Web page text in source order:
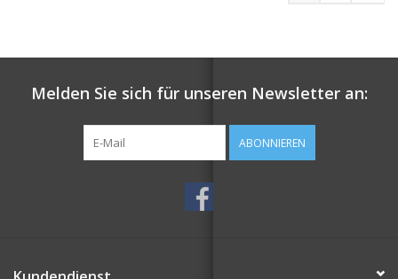
Melden Sie sich für unseren Newsletter an:
ABONNIEREN